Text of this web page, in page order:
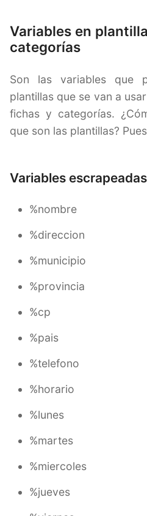
Variables en
categorías
Son las variables que
plantillas que se van a
fichas y categorías.
que son las plantillas? Pues
Variables escrapeadas
%nombre
%direccion
%municipio
%provincia
%cp
%pais
%telefono
%horario
%lunes
%martes
%miercoles
%jueves